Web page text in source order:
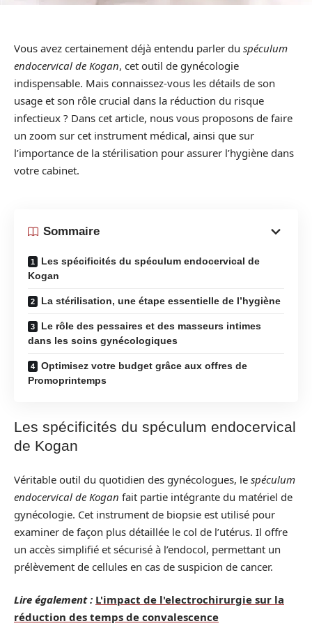
Vous avez certainement déjà entendu parler du spéculum
endocervical de Kogan, cet outil de gynécologie
indispensable. Mais connaissez-vous les détails de son
usage et son rôle crucial dans la réduction du risque
infectieux ? Dans cet article, nous vous proposons de faire
un zoom sur cet instrument médical, ainsi que sur
l’importance de la stérilisation pour assurer l’hygiène dans
votre cabinet.
Sommaire
Les spécificités du spéculum endocervical de
Kogan
La stérilisation, une étape essentielle de l’hygiène
Le rôle des pessaires et des masseurs intimes
dans les soins gynécologiques
Optimisez votre budget grâce aux offres de
Promoprintemps
Les spécificités du spéculum endocervical
de Kogan
Véritable outil du quotidien des gynécologues, le spéculum
endocervical de Kogan fait partie intégrante du matériel de
gynécologie. Cet instrument de biopsie est utilisé pour
examiner de façon plus détaillée le col de l’utérus. Il offre
un accès simplifié et sécurisé à l’endocol, permettant un
prélèvement de cellules en cas de suspicion de cancer.
Lire également : L'impact de l'electrochirurgie sur la
réduction des temps de convalescence